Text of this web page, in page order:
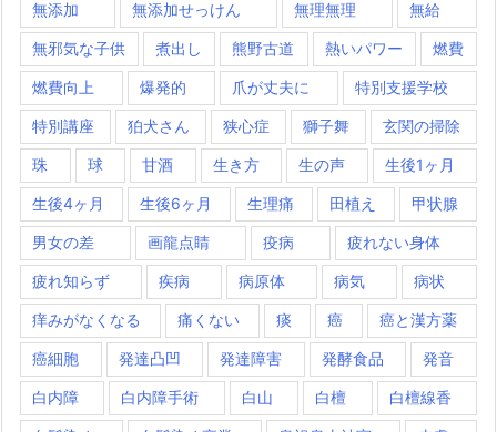
無添加 無添加せっけん 無理無理 無給
無邪気な子供 煮出し 熊野古道 熱いパワー 燃費
燃費向上 爆発的 爪が丈夫に 特別支援学校
特別講座 狛犬さん 狭心症 獅子舞 玄関の掃除
珠 球 甘酒 生き方 生の声 生後1ヶ月
生後4ヶ月 生後6ヶ月 生理痛 田植え 甲状腺
男女の差 画龍点睛 疫病 疲れない身体
疲れ知らず 疾病 病原体 病気 病状
痒みがなくなる 痛くない 痰 癌 癌と漢方薬
癌細胞 発達凸凹 発達障害 発酵食品 発音
白内障 白内障手術 白山 白檀 白檀線香